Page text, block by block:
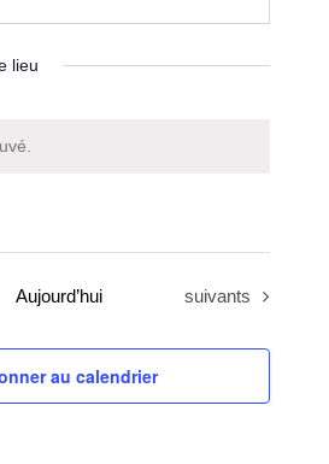
lieu
Aujourd’hui Évènements
suivants
au calendrier